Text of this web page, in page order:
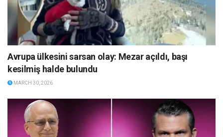
Avrupa ülkesini sarsan olay: Mezar açıldı, başı
kesilmiş halde bulundu
MARCH 30, 2026